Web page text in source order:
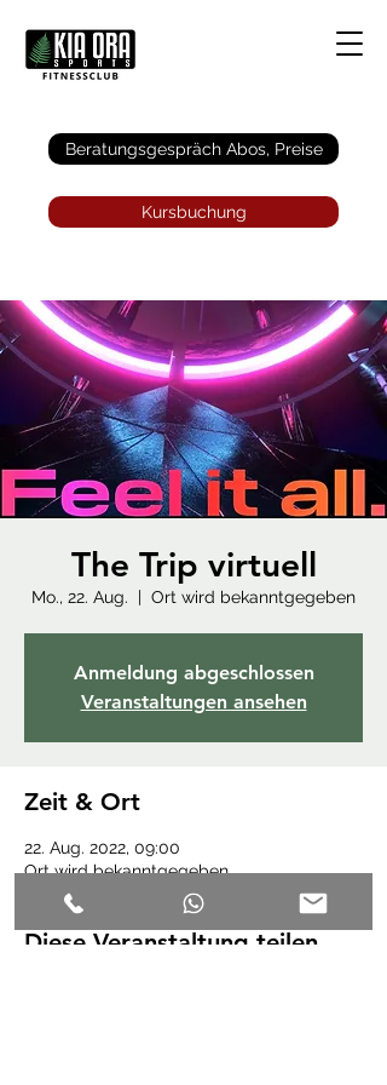
Beratungsgespräch Abos, Preise
Kursbuchung
The Trip virtuell
Mo., 22. Aug.
  |
Ort wird bekanntgegeben
Anmeldung abgeschlossen
Veranstaltungen ansehen
Zeit & Ort
22. Aug. 2022, 09:00
Ort wird bekanntgegeben
Diese Veranstaltung teilen